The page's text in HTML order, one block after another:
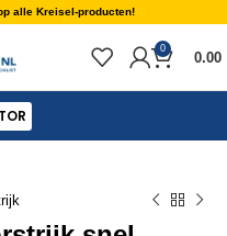
alle Kreisel-producten!
0
0.00